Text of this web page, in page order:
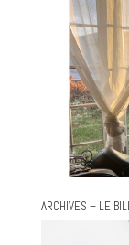
ARCHIVES – LE